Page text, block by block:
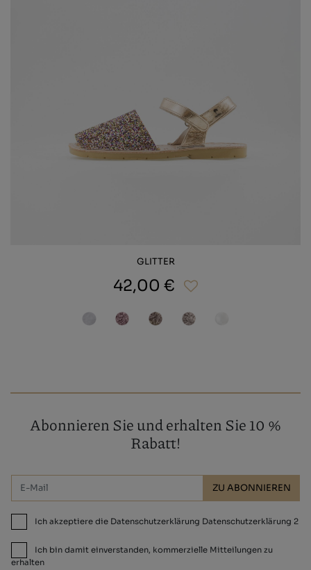
GLITTER
42,00 €
Abonnieren Sie und erhalten Sie 10 %
Rabatt!
ZU ABONNIEREN
Ich akzeptiere die Datenschutzerklärung Datenschutzerklärung 2
Ich bin damit einverstanden, kommerzielle Mitteilungen zu
erhalten